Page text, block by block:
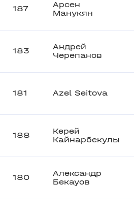
187
Арсен
Манукян
183
Андрей
Черепанов
181 Azel Seitova
188
Керей
Кайнарбекулы
180
Александр
Бекауов